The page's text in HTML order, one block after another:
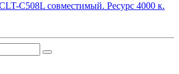
C508L совместимый. Ресурс 4000 к.